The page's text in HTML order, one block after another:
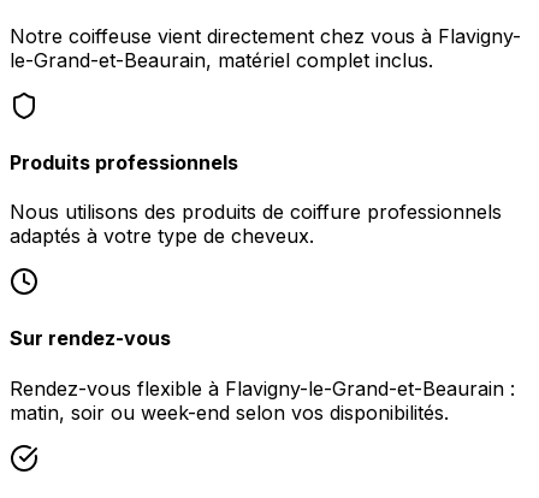
Notre coiffeuse vient directement chez vous à Flavigny-
le-Grand-et-Beaurain, matériel complet inclus.
Produits professionnels
Nous utilisons des produits de coiffure professionnels
adaptés à votre type de cheveux.
Sur rendez-vous
Rendez-vous flexible à Flavigny-le-Grand-et-Beaurain :
matin, soir ou week-end selon vos disponibilités.